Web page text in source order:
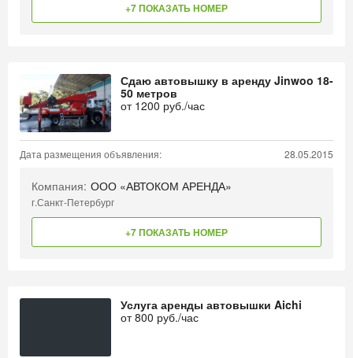
+7 ПОКАЗАТЬ НОМЕР
Сдаю автовышку в аренду Jinwoo 18-
50 метров
от 1200 руб./час
Дата размещения объявления: 28.05.2015
Компания: ООО «АВТОКОМ АРЕНДА»
г.Санкт-Петербург
+7 ПОКАЗАТЬ НОМЕР
Услуга аренды автовышки Aichi
от800 руб./час